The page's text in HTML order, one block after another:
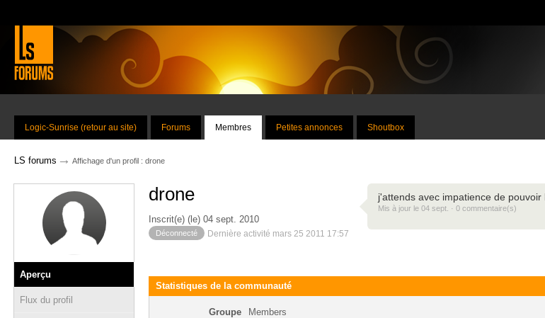
Logic-Sunrise (retour au site) Forums Membres Petites annonces Shoutbox
LS forums → Affichage d'un profil : drone
Aperçu
Flux du profil
drone
Inscrit(e) (le) 04 sept. 2010
Déconnecté Dernière activité mars 25 2011 17:57
j'attends avec impatience de
Mis à jour le 04 sept. · 0 commentaire(s)
Statistiques de la communauté
Groupe
Members